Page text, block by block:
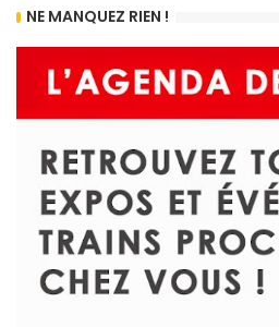
NE MANQUEZ RIEN !